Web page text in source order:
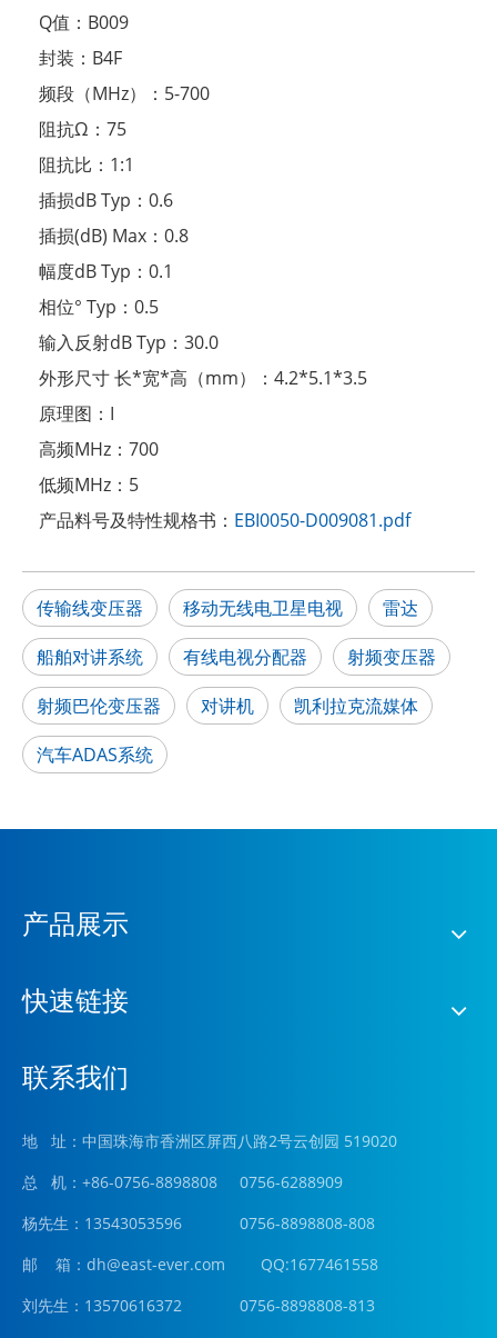
Q值： B009
封装： B4F
频段（MHz）： 5-700
阻抗Ω： 75
阻抗比： 1:1
插损dB Typ： 0.6
插损(dB) Max： 0.8
幅度dB Typ： 0.1
相位° Typ： 0.5
输入反射dB Typ： 30.0
外形尺寸 长*宽*高（mm）： 4.2*5.1*3.5
原理图： I
高频MHz： 700
低频MHz： 5
产品料号及特性规格书： EBI0050-D009081.pdf
传输线变压器 移动无线电卫星电视
雷达
船舶对讲系统
有线电视分配器
射频变压器
射频巴伦变压器
对讲机
凯利拉克流媒体
汽车ADAS系统
产品展示
快速链接
联系我们
地 址：中国珠海市香洲区屏西八路2号云创园 519020
总 机：+86-0756-8898808 0756-6288909
杨先生：13543053596 0756-8898808-808
邮 箱： dh@east-ever.com QQ:1677461558
刘先生：13570616372 0756-8898808-813